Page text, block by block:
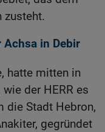
zusteht.
Achsa in Debir
hatte mitten in
der HERR es
die Stadt Hebron,
gegründet